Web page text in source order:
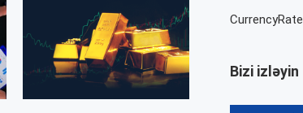
CurrencyRate
Bizi izləyin